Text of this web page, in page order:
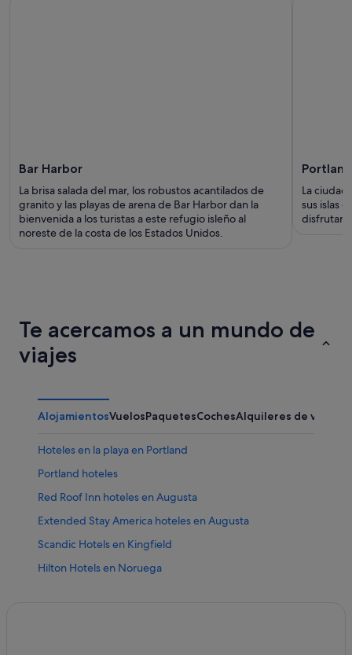
Bar Harbor
La brisa salada del mar, los robustos acantilados de
granito y las playas de arena de Bar Harbor dan la
bienvenida a los turistas a este refugio isleño al
noreste de la costa de los Estados Unidos.
Portland
La
sus islas
disfrutar
Te acercamos a un mundo de
viajes
AlojamientosVuelosPaquetesCochesAlquileres de
Hoteles en la playa en Portland
Portland hoteles
Red Roof Inn hoteles en Augusta
Extended Stay America hoteles en Augusta
Scandic Hotels en Kingfield
Hilton Hotels en Noruega